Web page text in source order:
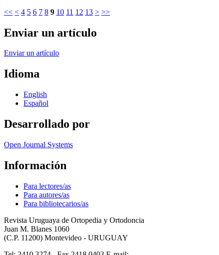
<< < 4 5 6 7 8 9 10 11 12 13 > >>
Enviar un artículo
Enviar un artículo
Idioma
English
Español
Desarrollado por
Open Journal Systems
Información
Para lectores/as
Para autores/as
Para bibliotecarios/as
Revista Uruguaya de Ortopedia y Ortodoncia
Juan M. Blanes 1060
(C.P. 11200) Montevideo - URUGUAY